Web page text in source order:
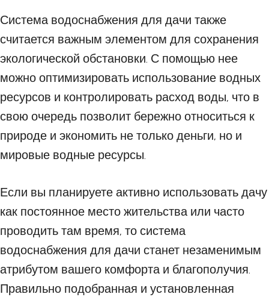
Система водоснабжения для дачи также
считается важным элементом для сохранения
экологической обстановки. С помощью нее
можно оптимизировать использование водных
ресурсов и контролировать расход воды, что в
свою очередь позволит бережно относиться к
природе и экономить не только деньги, но и
мировые водные ресурсы.
Если вы планируете активно использовать дачу
как постоянное место жительства или часто
проводить там время, то система
водоснабжения для дачи станет незаменимым
атрибутом вашего комфорта и благополучия.
Правильно подобранная и установленная